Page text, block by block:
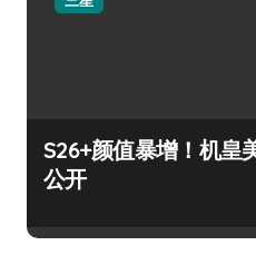
S26+颜值暴增！机皇
公开